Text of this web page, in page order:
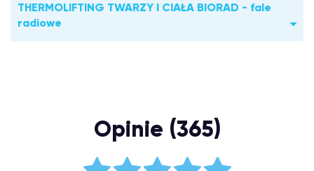
THERMOLIFTING TWARZY I CIAŁA BIORAD - fale
radiowe
Opinie (365)